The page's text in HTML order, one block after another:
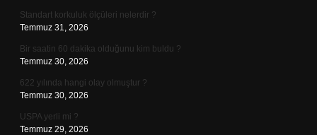
Standart korkuluk ölçüleri nelerdir ?
Temmuz 31, 2026
Bir saatin 60 dakika olduğunu kim buldu ?
Temmuz 30, 2026
622 yılında hangi olay olmuştur ?
Temmuz 30, 2026
USPA yerli mi ?
Temmuz 29, 2026